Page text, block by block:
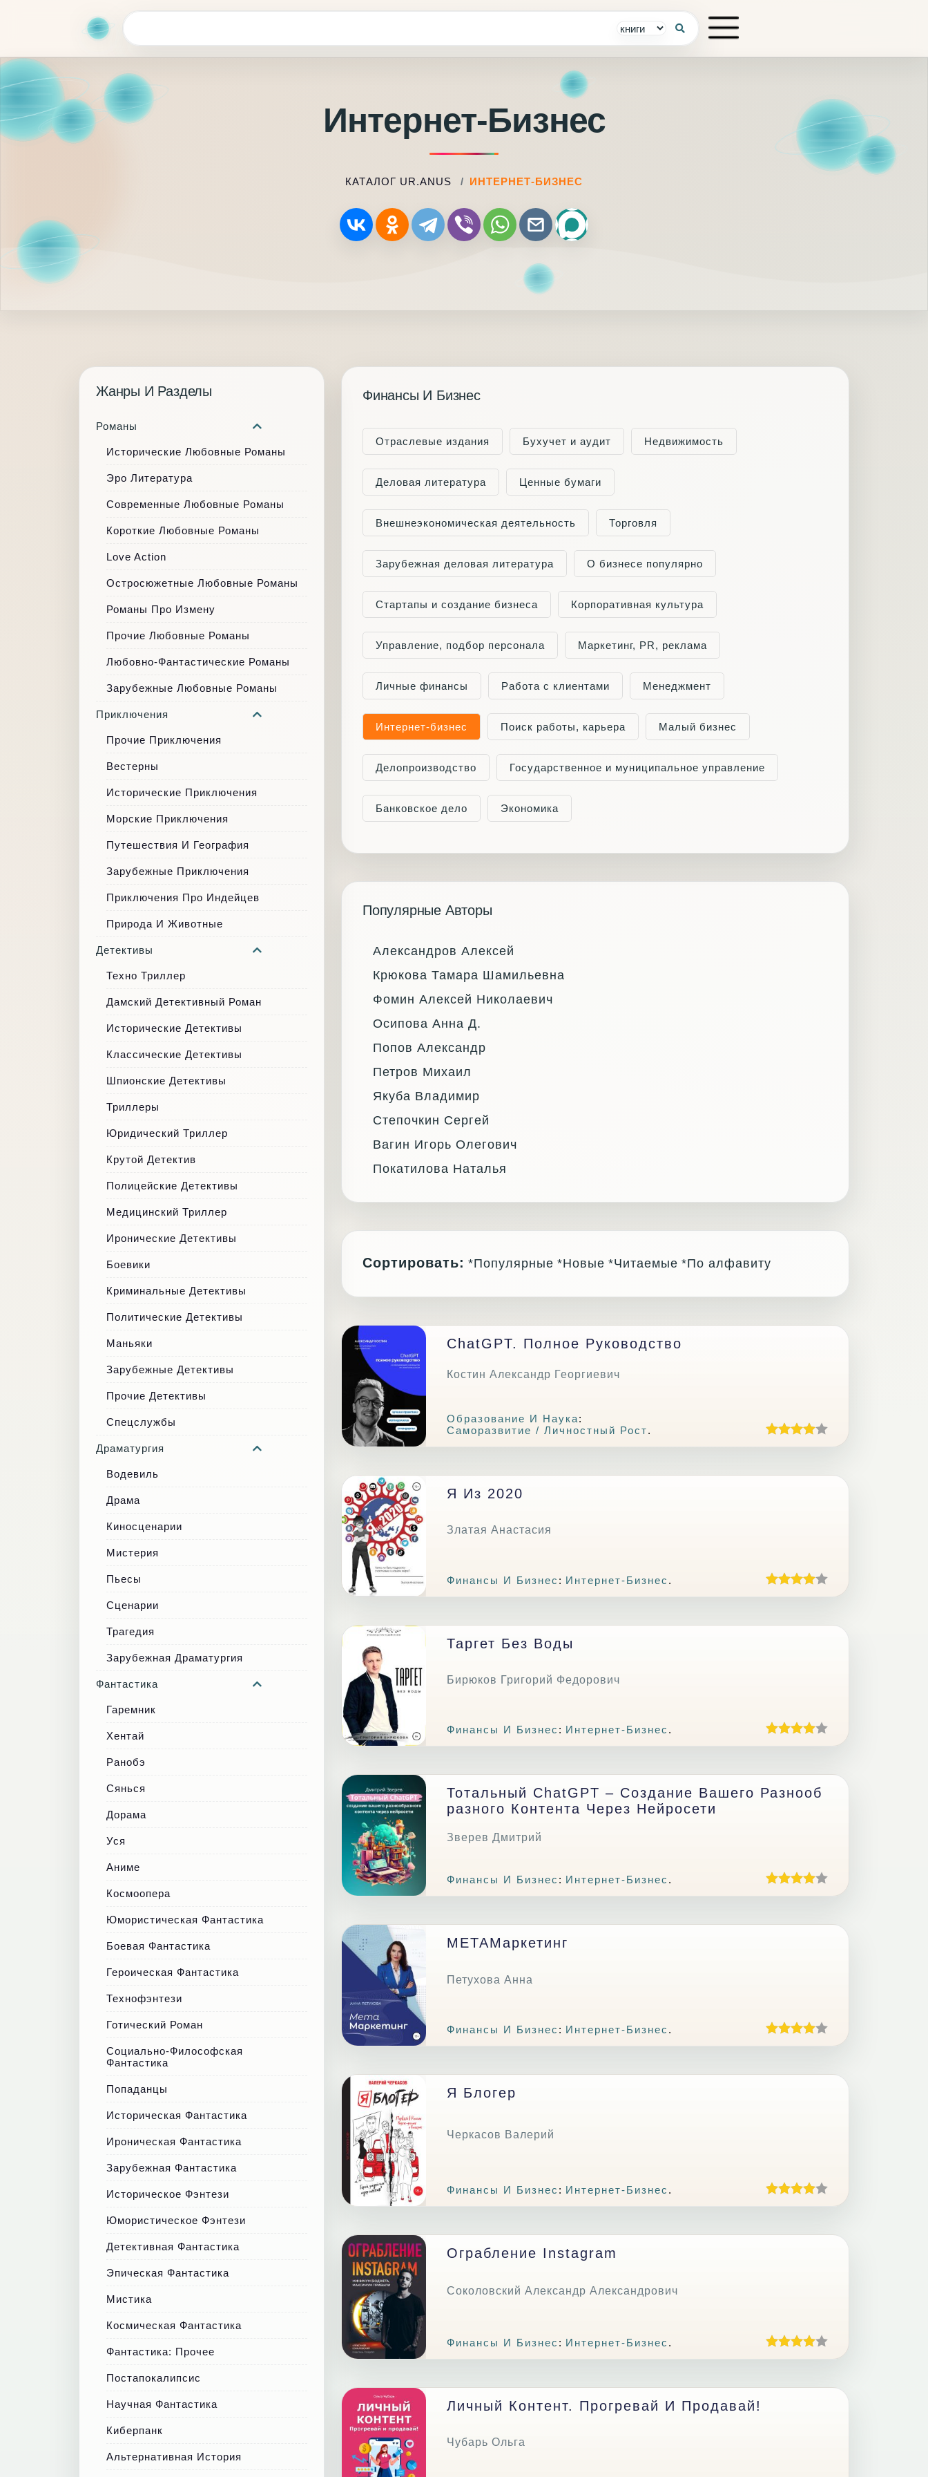
Интернет-Бизнес
КАТАЛОГ UR.ANUS ИНТЕРНЕТ-БИЗНЕС
Финансы И Бизнес
Отраслевые издания Бухучет и аудит Недвижимость
Деловая литература Ценные бумаги
Внешнеэкономическая деятельность Торговля
Зарубежная деловая литература О бизнесе популярно
Стартапы и создание бизнеса Корпоративная культура
Управление, подбор персонала Маркетинг, PR, реклама
Личные финансы Работа с клиентами Менеджмент
Интернет-бизнес Поиск работы, карьера Малый бизнес
Делопроизводство Государственное и муниципальное управление
Банковское дело Экономика
Популярные Авторы
Александров Алексей
Крюкова Тамара Шамильевна
Фомин Алексей Николаевич
Осипова Анна Д.
Попов Александр
Петров Михаил
Якуба Владимир
Степочкин Сергей
Вагин Игорь Олегович
Покатилова Наталья
Сортировать: *Популярные *Новые *Читаемые *По алфавиту
ChatGPT. Полное Руководство
Костин Александр Георгиевич
Образование И Наука:
Саморазвитие / Личностный Рост.
Я Из 2020
Златая Анастасия
Финансы И Бизнес : Интернет-Бизнес .
Таргет Без Воды
Бирюков Григорий Федорович
Финансы И Бизнес : Интернет-Бизнес .
Тотальный ChatGPT – Создание Вашего Разнооб
Разного Контента Через Нейросети
Зверев Дмитрий
Финансы И Бизнес : Интернет-Бизнес .
МЕТАМаркетинг
Петухова Анна
Финансы И Бизнес : Интернет-Бизнес .
Я Блогер
Черкасов Валерий
Финансы И Бизнес : Интернет-Бизнес .
Ограбление Instagram
Соколовский Александр Александрович
Финансы И Бизнес : Интернет-Бизнес .
Личный Контент. Прогревай И Продавай!
Чубарь Ольга
Жанры И Разделы
Романы
Исторические Любовные Романы
Эро Литература
Современные Любовные Романы
Короткие Любовные Романы
Love Action
Остросюжетные Любовные Романы
Романы Про Измену
Прочие Любовные Романы
Любовно-Фантастические Романы
Зарубежные Любовные Романы
Приключения
Прочие Приключения
Вестерны
Исторические Приключения
Морские Приключения
Путешествия И География
Зарубежные Приключения
Приключения Про Индейцев
Природа И Животные
Детективы
Техно Триллер
Дамский Детективный Роман
Исторические Детективы
Классические Детективы
Шпионские Детективы
Триллеры
Юридический Триллер
Крутой Детектив
Полицейские Детективы
Медицинский Триллер
Иронические Детективы
Боевики
Криминальные Детективы
Политические Детективы
Маньяки
Зарубежные Детективы
Прочие Детективы
Спецслужбы
Драматургия
Водевиль
Драма
Киносценарии
Мистерия
Пьесы
Сценарии
Трагедия
Зарубежная Драматургия
Фантастика
Гаремник
Хентай
Ранобэ
Сянься
Дорама
Уся
Аниме
Космоопера
Юмористическая Фантастика
Боевая Фантастика
Героическая Фантастика
Технофэнтези
Готический Роман
Социально-Философская
Фантастика
Попаданцы
Историческая Фантастика
Ироническая Фантастика
Зарубежная Фантастика
Историческое Фэнтези
Юмористическое Фэнтези
Детективная Фантастика
Эпическая Фантастика
Мистика
Космическая Фантастика
Фантастика: Прочее
Постапокалипсис
Научная Фантастика
Киберпанк
Альтернативная История